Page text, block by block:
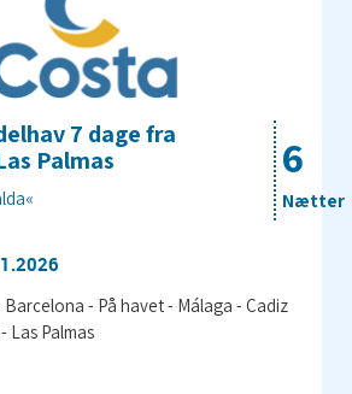
6
Nætter
7 dage fra
Palmas
- På havet - Málaga - Cadiz
Las Palmas